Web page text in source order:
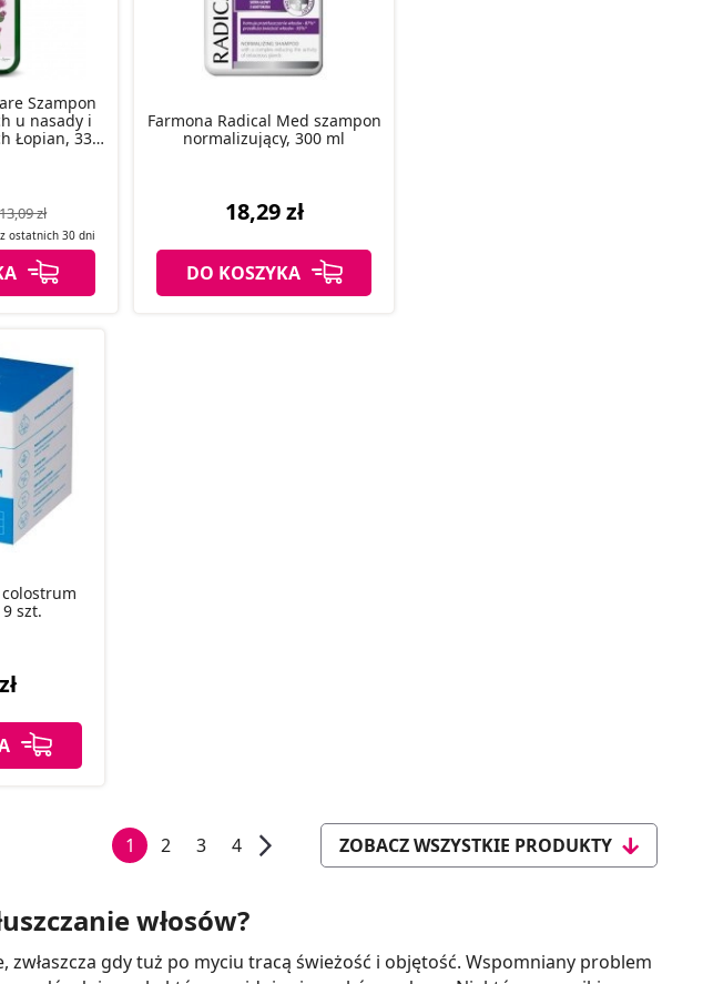
Szampon
u nasady i
Łopian, 330
13,09 zł
ostatnich 30 dni
Farmona Radical Med szampon
normalizujący, 300 ml
18,29 zł
DO KOSZYKA
szt.
1 2 3 4 ZOBACZ WSZYSTKIE PRODUKTY
włosów?
zwłaszcza gdy tuż po myciu tracą świeżość i objętość. Wspomniany problem